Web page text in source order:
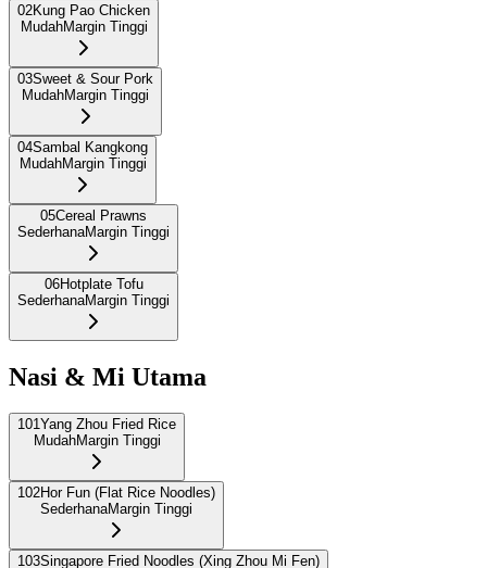
02Kung Pao Chicken
MudahMargin Tinggi
03Sweet & Sour Pork
MudahMargin Tinggi
04Sambal Kangkong
MudahMargin Tinggi
05Cereal Prawns
SederhanaMargin Tinggi
06Hotplate Tofu
SederhanaMargin Tinggi
Nasi & Mi Utama
101Yang Zhou Fried Rice
MudahMargin Tinggi
102Hor Fun (Flat Rice Noodles)
SederhanaMargin Tinggi
103Singapore Fried Noodles (Xing Zhou Mi Fen)